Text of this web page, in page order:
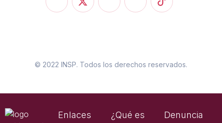
© 2022 INSP. Todos los derechos reservados.
Enlaces
¿Qué es
Denuncia